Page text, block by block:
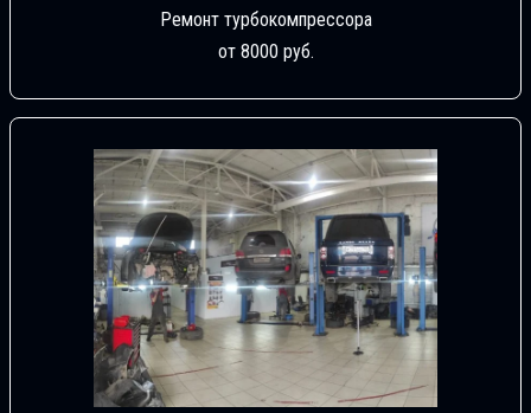
Ремонт турбокомпрессора
от 8000 руб.